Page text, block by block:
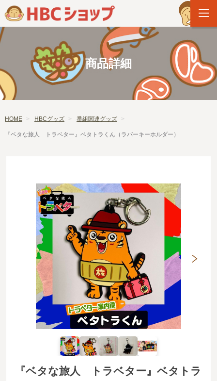
商品詳細
HOME HBCグッズ 番組関連グッズ
『ベタな旅人 トラベター』ベタトラくん（ラバーキーホルダー）
『ベタな旅人 トラベター』ベタトラ